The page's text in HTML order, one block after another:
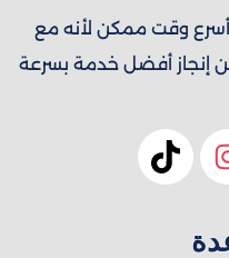
أسرع وقت ممكن لأنه مع
إنجاز أفضل خدمة بسرعة